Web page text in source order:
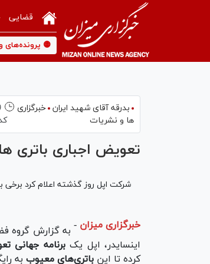
قضایی
🟡 پرونده‌های
بدرقه آقای شهید ایران خبرگزاری
ها و نشریات
تعویض اجباری
شرکت اپل روز گذشته اعلام کرد
خبرگزاری میزان - به گزارش گروه
اینسایدر، اپل یکبرنامه جهانی
کرده تا این باتری‌های معیوب به